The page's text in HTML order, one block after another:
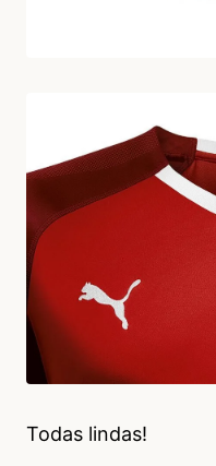
Todas lindas!